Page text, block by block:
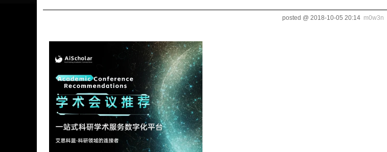
posted @ 2018-10-05 20:14 m0w3n